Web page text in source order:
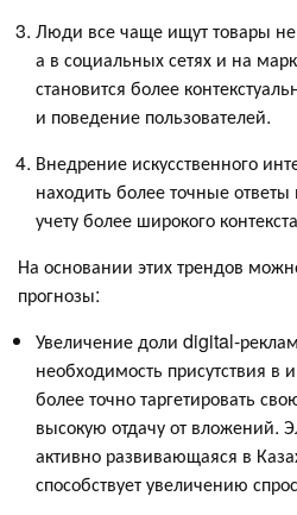
Люди все чаще ищут товары не
а в социальных сетях и на
становится более
и поведение пользователей.
Внедрение искусственного
находить более точные
учету более широкого
На основании этих трендов
прогнозы:
Увеличение доли digital-
необходимость присутствия в
более точно таргетировать
высокую отдачу от вложений.
активно развивающаяся в
способствует увеличению